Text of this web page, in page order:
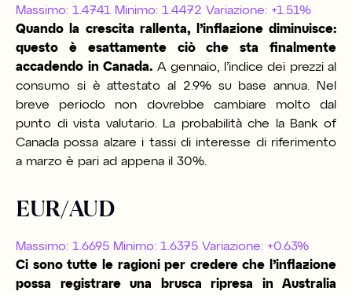
Massimo: 1.4741 Minimo: 1.4472 Variazione: +1.51%
Quando la crescita rallenta, l’inflazione diminuisce:
questo è esattamente ciò che sta finalmente
accadendo in Canada. A gennaio, l’indice dei prezzi al
consumo si è attestato al 2.9% su base annua. Nel
breve periodo non dovrebbe cambiare molto dal
punto di vista valutario. La probabilità che la Bank of
Canada possa alzare i tassi di interesse di riferimento
a marzo è pari ad appena il 30%.
EUR/AUD
Massimo: 1.6695 Minimo: 1.6375 Variazione: +0.63%
Ci sono tutte le ragioni per credere che l’inflazione
possa registrare una brusca ripresa in Australia